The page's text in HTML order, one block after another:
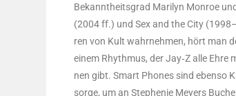
Bekannt­heits­grad Mari­lyn Mon­roe
(2004 ff.) und Sex and the City
ren von Kult wahr­neh­men, hört man
einem Rhyth­mus, der Jay‑Z alle
nen gibt. Smart Pho­nes sind eben­so
sor­ge, um an Ste­phe­nie Mey­ers